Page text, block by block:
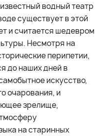
водный театр
существует в этой
и считается шедевром
Несмотря на
перипетии,
до наших дней в
искусство,
очарования, и
зрелище,
на старинных